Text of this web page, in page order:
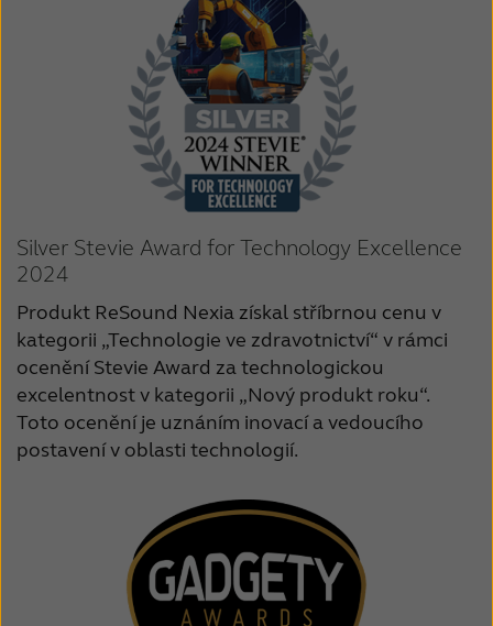
Silver Stevie Award for Technology Excellence
2024
Produkt ReSound Nexia získal stříbrnou cenu v
kategorii „Technologie ve zdravotnictví“ v rámci
ocenění Stevie Award za technologickou
excelentnost v kategorii „Nový produkt roku“.
Toto ocenění je uznáním inovací a vedoucího
postavení v oblasti technologií.